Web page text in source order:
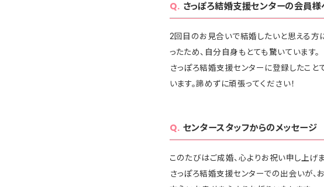
さっぽろ結婚支援センターの会員様
2回目のお見合いで結婚したいと思える方
ったため、自分自身もとても驚いています。
さっぽろ結婚支援センターに登録したこ
います。諦めずに頑張ってください！
センタースタッフからのメッセージ
このたびはご成婚、心よりお祝い申し上げま
さっぽろ結婚支援センターでの出会いが、